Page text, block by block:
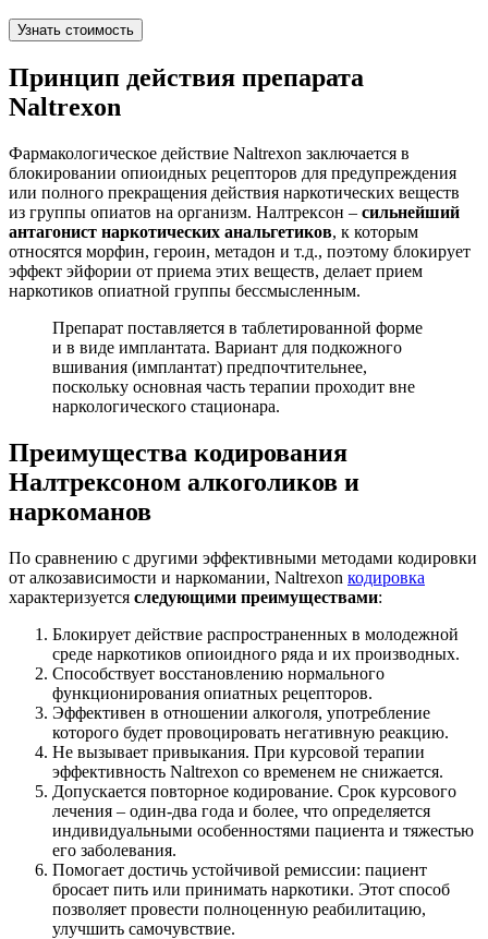
Узнать стоимость
Принцип действия препарата
Naltrexon
Фармакологическое действие Naltrexon заключается в
блокировании опиоидных рецепторов для предупреждения
или полного прекращения действия наркотических веществ
из группы опиатов на организм. Налтрексон – сильнейший
антагонист наркотических анальгетиков, к которым
относятся морфин, героин, метадон и т.д., поэтому блокирует
эффект эйфории от приема этих веществ, делает прием
наркотиков опиатной группы бессмысленным.
Препарат поставляется в таблетированной форме
и в виде имплантата. Вариант для подкожного
вшивания (имплантат) предпочтительнее,
поскольку основная часть терапии проходит вне
наркологического стационара.
Преимущества кодирования
Налтрексоном алкоголиков и
наркоманов
По сравнению с другими эффективными методами кодировки
от алкозависимости и наркомании, Naltrexon кодировка
характеризуется следующими преимуществами:
Блокирует действие распространенных в молодежной
среде наркотиков опиоидного ряда и их производных.
Способствует восстановлению нормального
функционирования опиатных рецепторов.
Эффективен в отношении алкоголя, употребление
которого будет провоцировать негативную реакцию.
Не вызывает привыкания. При курсовой терапии
эффективность Naltrexon со временем не снижается.
Допускается повторное кодирование. Срок курсового
лечения – один-два года и более, что определяется
индивидуальными особенностями пациента и тяжестью
его заболевания.
Помогает достичь устойчивой ремиссии: пациент
бросает пить или принимать наркотики. Этот способ
позволяет провести полноценную реабилитацию,
улучшить самочувствие.